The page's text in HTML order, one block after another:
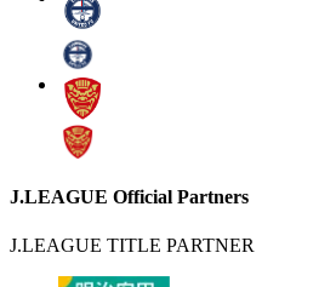
J.LEAGUE Official Partners
J.LEAGUE TITLE PARTNER